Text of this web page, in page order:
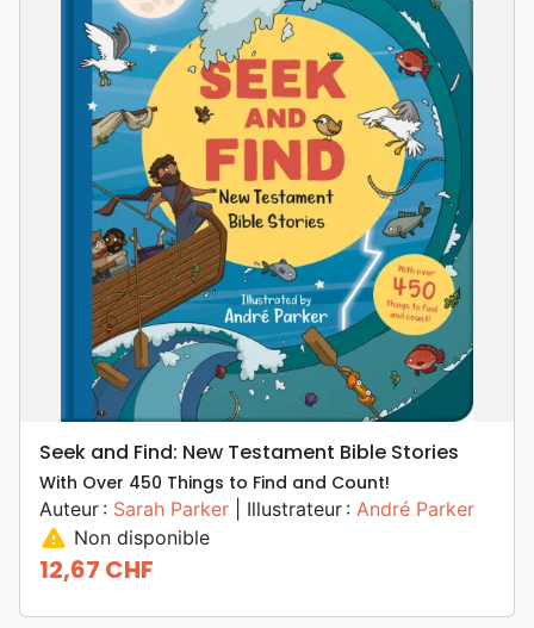
Seek and Find: New Testament Bible Stories
With Over 450 Things to Find and Count!
Auteur : Sarah Parker | Illustrateur : André Parker
warning Non disponible
Prix
12,67 CHF